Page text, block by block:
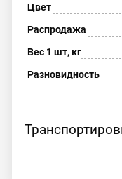
Цвет
Распродажа
Вес 1 шт, кг
Разновидность